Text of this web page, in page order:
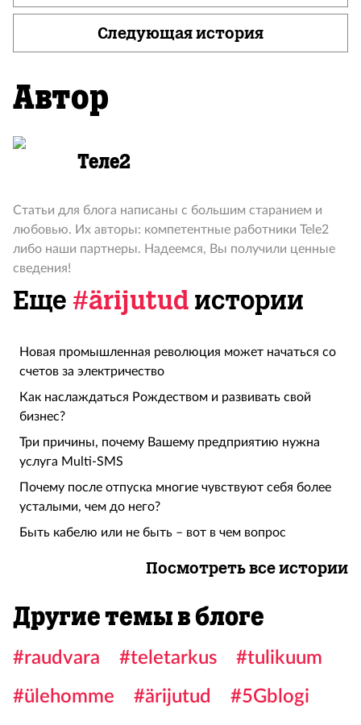
Следующая история
Автор
Теле2
Статьи для блога написаны с большим старанием и
любовью. Их авторы: компетентные работники Tele2
либо наши партнеры. Надеемся, Вы получили ценные
сведения!
Еще #ärijutud истории
Hовая промышленная революция может начаться со
счетов за электричество
Как наслаждаться Рождеством и развивать свой
бизнес?
Три причины, почему Вашему предприятию нужна
услуга Multi-SMS
Почему после отпуска многие чувствуют себя более
усталыми, чем до него?
Быть кабелю или не быть – вот в чем вопрос
Посмотреть все истории
Другие темы в блоге
#raudvara #teletarkus
#tulikuum
#ülehomme
#ärijutud
#5Gblogi